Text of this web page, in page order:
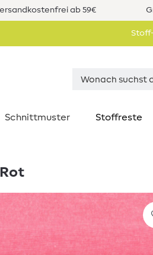
ab 59€
Schnittmuster Stoffreste